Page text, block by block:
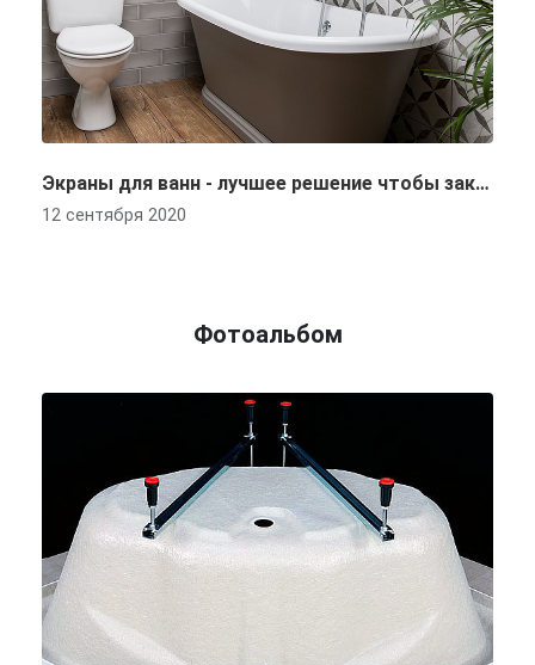
Экраны для ванн - лучшее решение чтобы закрыть фасад ванной
12 сентября 2020
Фотоальбом